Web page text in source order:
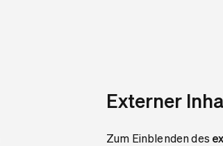
Externer
Zum Einblenden des